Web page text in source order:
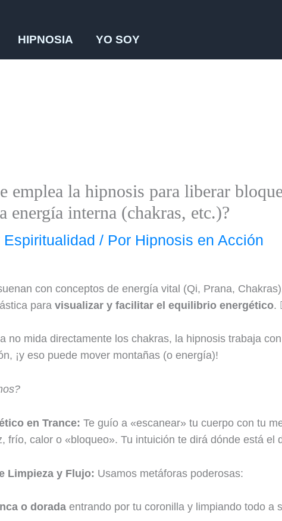
HIPNOSIA YO SOY
emplea la hipnosis para liberar
energía interna (chakras, etc.)?
/ Por Hipnosis en Acción
con conceptos de energía vital (Qi, Prana,
para visualizar y facilitar el equilibrio energético.
no mida directamente los chakras, la hipnosis trabaja
¡y eso puede mover montañas (o energía)!
en Trance: Te guío a «escanear» tu cuerpo con tu
frío, calor o «bloqueo». Tu intuición te dirá dónde está el
Limpieza y Flujo: Usamos metáforas poderosas:
o doradaentrando por tu coronilla y limpiando todo a